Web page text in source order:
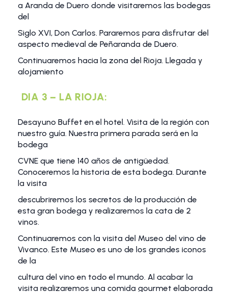
a Aranda de Duero donde visitaremos las bodegas
del
Siglo XVI, Don Carlos. Pararemos para disfrutar del
aspecto medieval de Peñaranda de Duero.
Continuaremos hacia la zona del Rioja. Llegada y
alojamiento
DIA 3 – LA RIOJA:
Desayuno Buffet en el hotel. Visita de la región con
nuestro guía. Nuestra primera parada será en la
bodega
CVNE que tiene 140 años de antigüedad.
Conoceremos la historia de esta bodega. Durante
la visita
descubriremos los secretos de la producción de
esta gran bodega y realizaremos la cata de 2
vinos.
Continuaremos con la visita del Museo del vino de
Vivanco. Este Museo es uno de los grandes iconos
de la
cultura del vino en todo el mundo. Al acabar la
visita realizaremos una comida gourmet elaborada